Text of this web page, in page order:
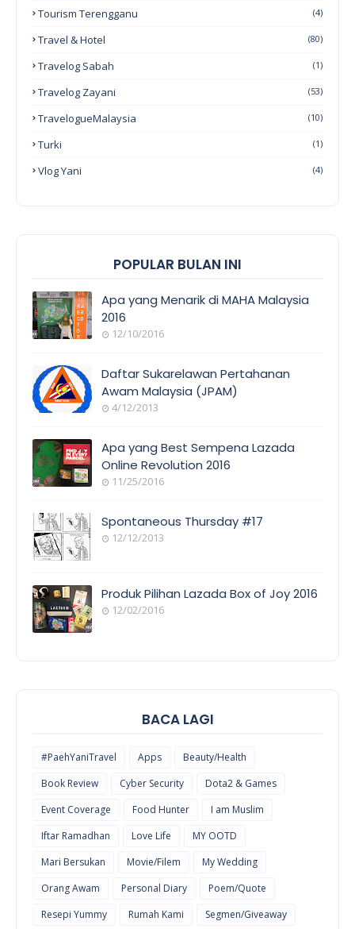
Tourism Terengganu (4)
Travel & Hotel (80)
Travelog Sabah (1)
Travelog Zayani (53)
TravelogueMalaysia (10)
Turki (1)
Vlog Yani (4)
POPULAR BULAN INI
COVERAGE
Apa yang Menarik di MAHA Malaysia
2016
12/10/2016
AWAM
Daftar Sukarelawan Pertahanan
Awam Malaysia (JPAM)
4/12/2013
COVERAGE
Apa yang Best Sempena Lazada
Online Revolution 2016
11/25/2016
E
Spontaneous Thursday #17
12/12/2013
Produk Pilihan Lazada Box of Joy 2016
12/02/2016
BACA LAGI
#PaehYaniTravel Apps
Beauty/Health
Book Review
Cyber Security
Dota2 & Games
Event Coverage
Food Hunter
I am Muslim
Iftar Ramadhan
Love Life
MY OOTD
Mari Bersukan
Movie/Filem
My Wedding
Orang Awam
Personal Diary
Poem/Quote
Resepi Yummy
Rumah Kami
Segmen/Giveaway